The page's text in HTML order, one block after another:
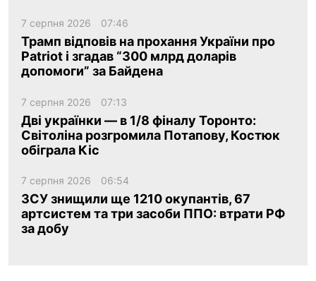
7 серпня 2026 07:46
Трамп відповів на прохання України про
Patriot і згадав “300 млрд доларів
допомоги” за Байдена
7 серпня 2026 07:13
Дві українки — в 1/8 фіналу Торонто:
Світоліна розгромила Потапову, Костюк
обіграла Кіс
7 серпня 2026 06:54
ЗСУ знищили ще 1210 окупантів, 67
артсистем та три засоби ППО: втрати РФ
за добу